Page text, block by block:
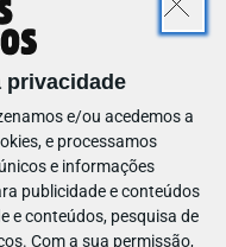
privacidade
e/ou acedemos a
e processamos
e informações
publicidade e conteúdos
e conteúdos, pesquisa de
Com a sua permissão,
- Vieira de Leiria
MULTIBANCO